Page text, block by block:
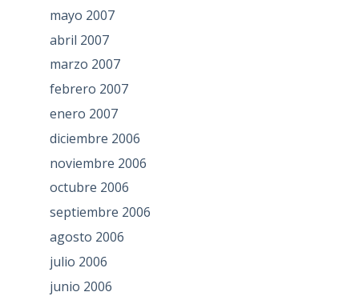
mayo 2007
abril 2007
marzo 2007
febrero 2007
enero 2007
diciembre 2006
noviembre 2006
octubre 2006
septiembre 2006
agosto 2006
julio 2006
junio 2006